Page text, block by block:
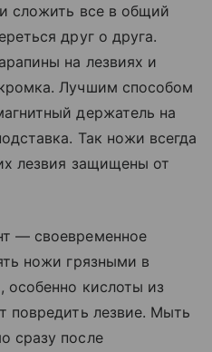
сложить все в общий
друг о друга.
на лезвиях и
Лучшим способом
держатель на
Так ножи всегда
лезвия защищены от
— своевременное
ножи грязными в
особенно кислоты из
повредить лезвие. Мыть
сразу после